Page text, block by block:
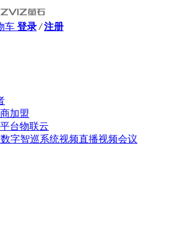
车 登录 / 注册
加盟
台物联云
字智巡系统视频直播视频会议